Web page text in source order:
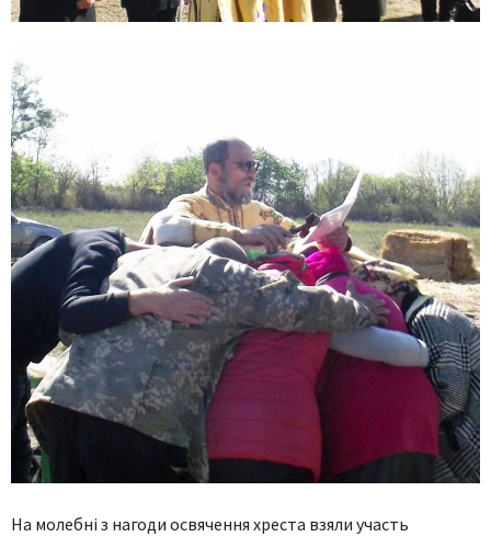
На молебні з нагоди освячення хреста взяли участь